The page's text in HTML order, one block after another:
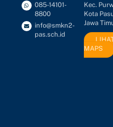
085-14101-
8800
info@smkn2-
pas.sch.id
Kec.
Kota
Jawa
MAPS